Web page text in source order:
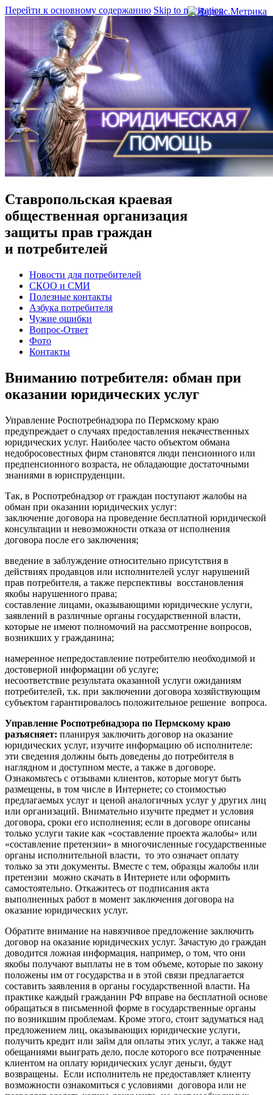
Перейти к основному содержанию Skip to navigation
Ставропольская краевая
общественная организация
защиты прав граждан
и потребителей
Новости для потребителей
СКОО и СМИ
Полезные контакты
Азбука потребителя
Чужие ошибки
Вопрос-Ответ
Фото
Контакты
Вниманию потребителя: обман при
оказании юридических услуг
Управление Роспотребнадзора по Пермскому краю
предупреждает о случаях предоставления некачественных
юридических услуг. Наиболее часто объектом обмана
недобросовестных фирм становятся люди пенсионного или
предпенсионного возраста, не обладающие достаточными
знаниями в юриспруденции.
Так, в Роспотребнадзор от граждан поступают жалобы на
обман при оказании юридических услуг:
заключение договора на проведение бесплатной юридической
консультации и невозможности отказа от исполнения
договора после его заключения;
введение в заблуждение относительно присутствия в
действиях продавцов или исполнителей услуг нарушений
прав потребителя, а также перспективы восстановления
якобы нарушенного права;
составление лицами, оказывающими юридические услуги,
заявлений в различные органы государственной власти,
которые не имеют полномочий на рассмотрение вопросов,
возникших у гражданина;
намеренное непредоставление потребителю необходимой и
достоверной информации об услуге;
несоответствие результата оказанной услуги ожиданиям
потребителей, т.к. при заключении договора хозяйствующим
субъектом гарантировалось положительное решение вопроса.
Управление Роспотребнадзора по Пермскому краю
разъясняет: планируя заключить договор на оказание
юридических услуг, изучите информацию об исполнителе:
эти сведения должны быть доведены до потребителя в
наглядном и доступном месте, а также в договоре.
Ознакомьтесь с отзывами клиентов, которые могут быть
размещены, в том числе в Интернете; со стоимостью
предлагаемых услуг и ценой аналогичных услуг у других лиц
или организаций. Внимательно изучите предмет и условия
договора, сроки его исполнения; если в договоре описаны
только услуги такие как «составление проекта жалобы» или
«составление претензии» в многочисленные государственные
органы исполнительной власти, то это означает оплату
только за эти документы. Вместе с тем, образцы жалобы или
претензии можно скачать в Интернете или оформить
самостоятельно. Откажитесь от подписания акта
выполненных работ в момент заключения договора на
оказание юридических услуг.
Обратите внимание на навязчивое предложение заключить
договор на оказание юридических услуг. Зачастую до граждан
доводится ложная информация, например, о том, что они
якобы получают выплаты не в том объеме, которые по закону
положены им от государства и в этой связи предлагается
составить заявления в органы государственной власти. На
практике каждый гражданин РФ вправе на бесплатной основе
обращаться в письменной форме в государственные органы
по возникшим проблемам. Кроме этого, стоит задуматься над
предложением лиц, оказывающих юридические услуги,
получить кредит или займ для оплаты этих услуг, а также над
обещаниями выиграть дело, после которого все потраченные
клиентом на оплату юридических услуг деньги, будут
возвращены. Если исполнитель не предоставляет клиенту
возможности ознакомиться с условиями договора или не